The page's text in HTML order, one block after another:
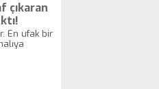
çıkaran
En ufak bir